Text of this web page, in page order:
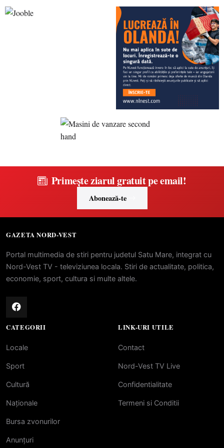
Primește ziarul gratuit pe email!
Abonează-te
GAZETA NORD-VEST
Portal multimedia de stiri pentru judetul Satu Mare, integrat cu
Nord-Vest TV - televiziunea locala. Stiri de actualitate, politica,
economie, sport, cultura si multe altele.
CATEGORII
Locale
Sport
Cultură
Naționale
Bursa zvonurilor
Anunțuri
LINK-URI UTILE
Contact
Nord-Vest TV Live
Confidentialitate
Termeni si Conditii